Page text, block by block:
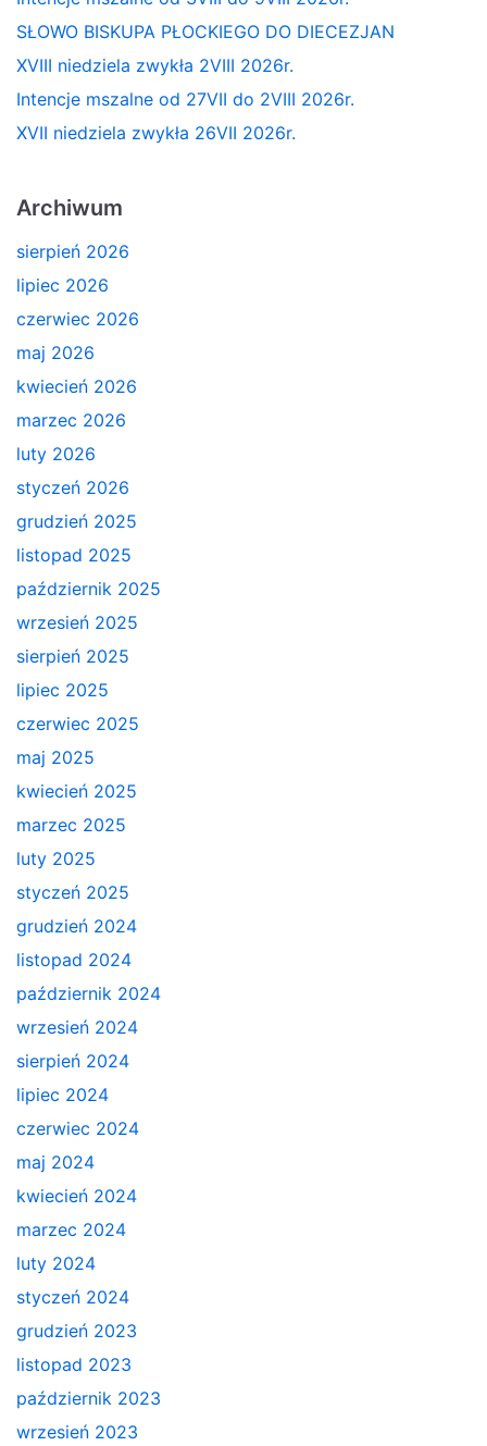
SŁOWO BISKUPA PŁOCKIEGO DO DIECEZJAN
XVIII niedziela zwykła 2VIII 2026r.
Intencje mszalne od 27VII do 2VIII 2026r.
XVII niedziela zwykła 26VII 2026r.
Archiwum
sierpień 2026
lipiec 2026
czerwiec 2026
maj 2026
kwiecień 2026
marzec 2026
luty 2026
styczeń 2026
grudzień 2025
listopad 2025
październik 2025
wrzesień 2025
sierpień 2025
lipiec 2025
czerwiec 2025
maj 2025
kwiecień 2025
marzec 2025
luty 2025
styczeń 2025
grudzień 2024
listopad 2024
październik 2024
wrzesień 2024
sierpień 2024
lipiec 2024
czerwiec 2024
maj 2024
kwiecień 2024
marzec 2024
luty 2024
styczeń 2024
grudzień 2023
listopad 2023
październik 2023
wrzesień 2023